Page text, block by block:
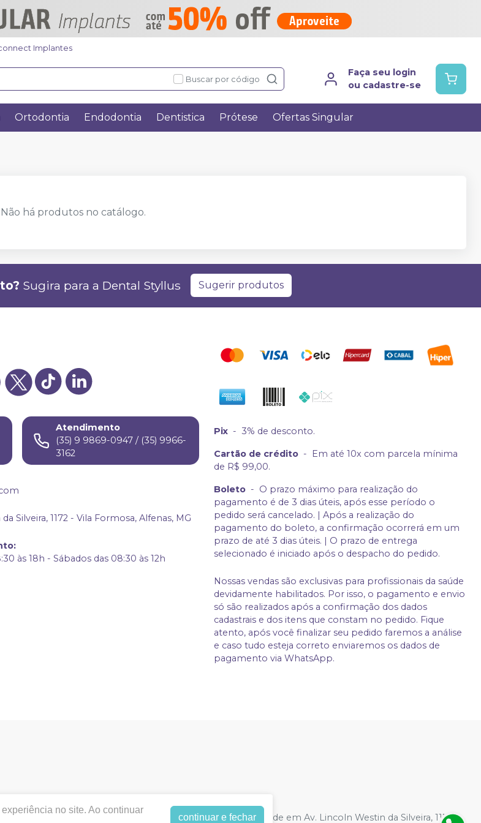
Implantes
Buscar por código
Faça seu login
ou cadastre-se
Ortodontia Endodontia Dentistica Prótese Ofertas Singular
Não há produtos no catálogo.
Sugira para a Dental Styllus Sugerir produtos
Atendimento
(35) 9 9869-0947 / (35) 9966-
3162
Silveira, 1172 - Vila Formosa, Alfenas, MG
:
às 18h - Sábados das 08:30 às 12h
Pix - 3% de desconto.
Cartão de crédito -
Em até 10x com parcela mínima
de R$ 99,00.
Boleto - O prazo máximo para realização do
pagamento é de 3 dias úteis, após esse período o
pedido será cancelado. | Após a realização do
pagamento do boleto, a confirmação ocorrerá em um
prazo de até 3 dias úteis. | O prazo de entrega
selecionado é iniciado após o despacho do pedido.
Nossas vendas são exclusivas para profissionais da saúde
devidamente habilitados. Por isso, o pagamento e envio
só são realizados após a confirmação dos dados
cadastrais e dos itens que constam no pedido. Fique
atento, após você finalizar seu pedido faremos a análise
e caso tudo esteja correto enviaremos os dados de
pagamento via WhatsApp.
| 19.993.128/0001-21| Sede em Av. Lincoln Westin da Silveira, 1172,
no site. Ao continuar
continuar e fechar